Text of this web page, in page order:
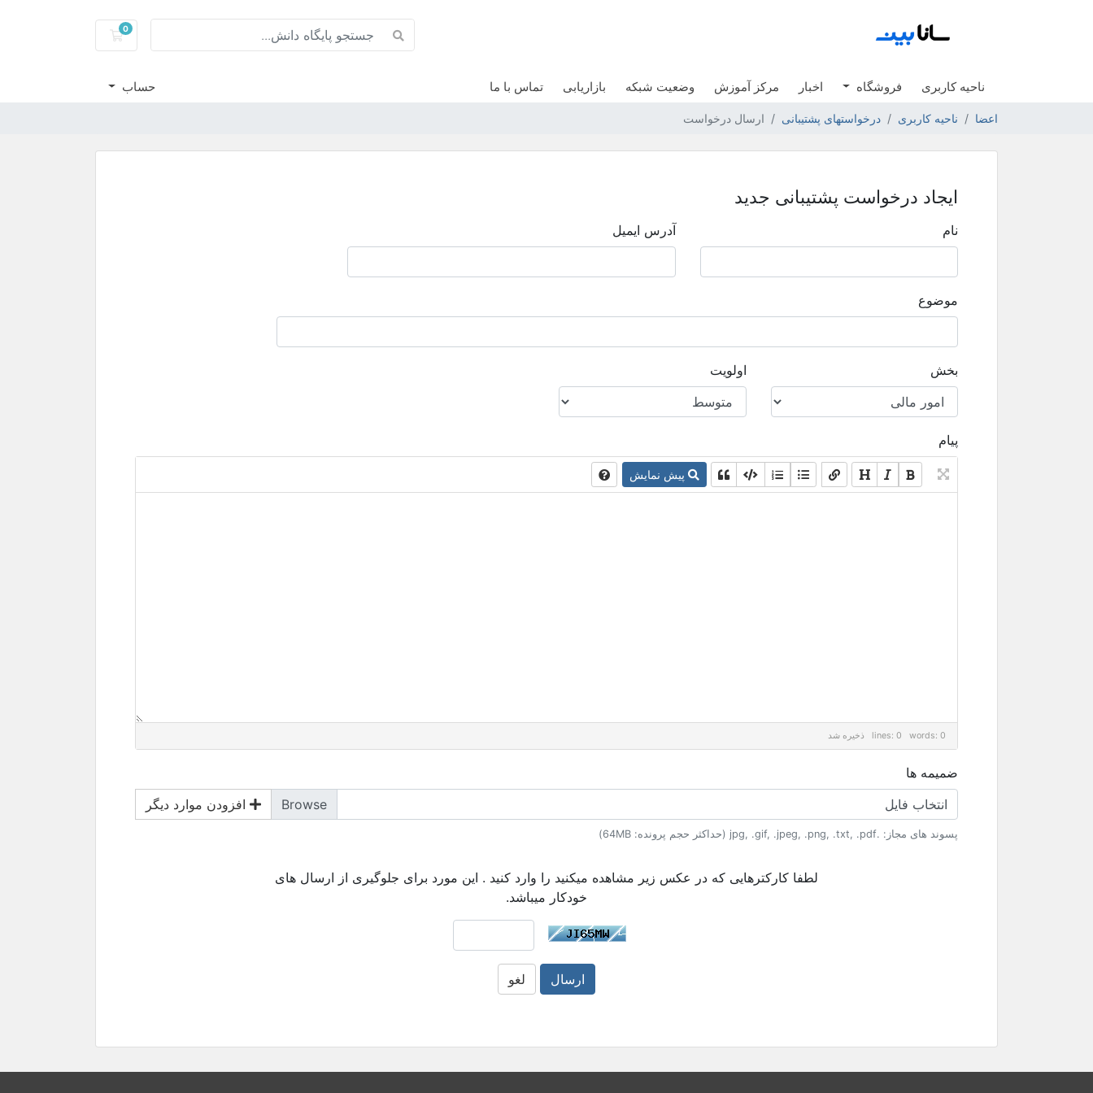
0
ناحیه کاربری فروشگاه اخبار مرکز آموزش وضعیت شبکه بازاریابی تماس با ما حساب
اعضا ناحیه کاربری درخواستهای پشتیبانی ارسال درخواست
ایجاد درخواست پشتیبانی جدید
نام آدرس ایمیل
موضوع
بخش اولویت
پیام
پیش نمایش
lines: 0 words: 0 ذخیره شد
ضمیمه ها
انتخاب فایل
پسوند های مجاز: .jpg, .gif, .jpeg, .png, .txt, .pdf (حداکثر حجم پرونده: 64MB)
لطفا کارکترهایی که در عکس زیر مشاهده میکنید را وارد کنید . این مورد برای جلوگیری از ارسال های
خودکار میباشد.
ارسال لغو